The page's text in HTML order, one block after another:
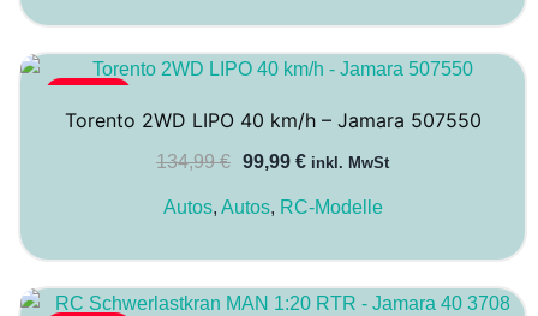
Torento 2WD LIPO 40 km/h – Jamara 507550
134,99€ Ursprünglicher
war:
99,99 €Aktueller
inkl. MwSt
Autos, Autos, RC-Modelle